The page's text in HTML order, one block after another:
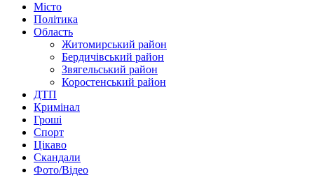
Місто
Політика
Область
Житомирський район
Бердичівський район
Звягельський район
Коростенський район
ДТП
Кримінал
Гроші
Спорт
Цікаво
Скандали
Фото/Відео